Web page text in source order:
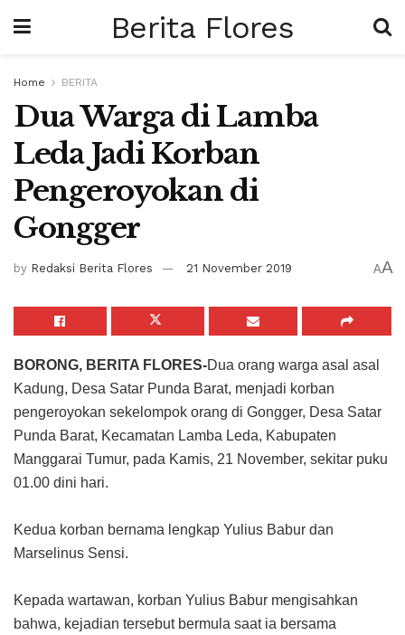
Berita Flores
Home BERITA
Dua Warga di Lamba
Leda Jadi Korban
Pengeroyokan di
Gongger
by Redaksi Berita Flores 21 November 2019 AA
BORONG, BERITA FLORES-Dua orang warga asal asal
Kadung, Desa Satar Punda Barat, menjadi korban
pengeroyokan sekelompok orang di Gongger, Desa Satar
Punda Barat, Kecamatan Lamba Leda, Kabupaten
Manggarai Tumur, pada Kamis, 21 November, sekitar puku
01.00 dini hari.
Kedua korban bernama lengkap Yulius Babur dan
Marselinus Sensi.
Kepada wartawan, korban Yulius Babur mengisahkan
bahwa, kejadian tersebut bermula saat ia bersama